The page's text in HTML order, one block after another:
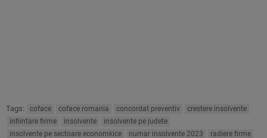
Tags: coface coface romania concordat preventiv
crestere insolvente
infiintare firme
insolvente
insolvente pe judete
insolvente pe sectoare economkice
numar insolvente 2023 radiere firme